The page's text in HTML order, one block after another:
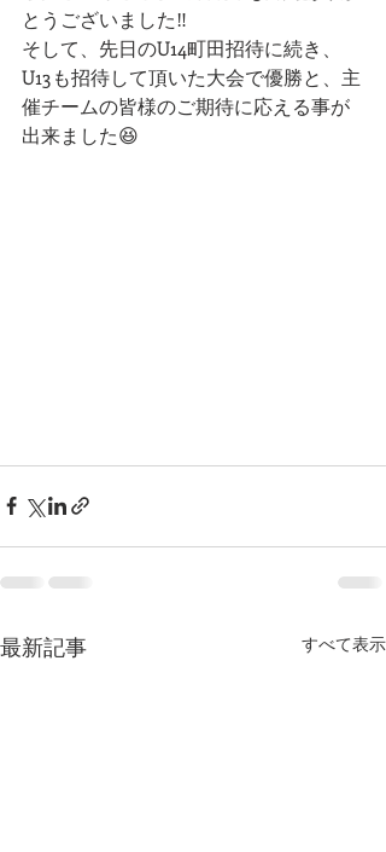
とうございました‼️
そして、先日のU14町田招待に続き、
U13も招待して頂いた大会で優勝と、主
催チームの皆様のご期待に応える事が
出来ました😆
最新記事 すべて表示